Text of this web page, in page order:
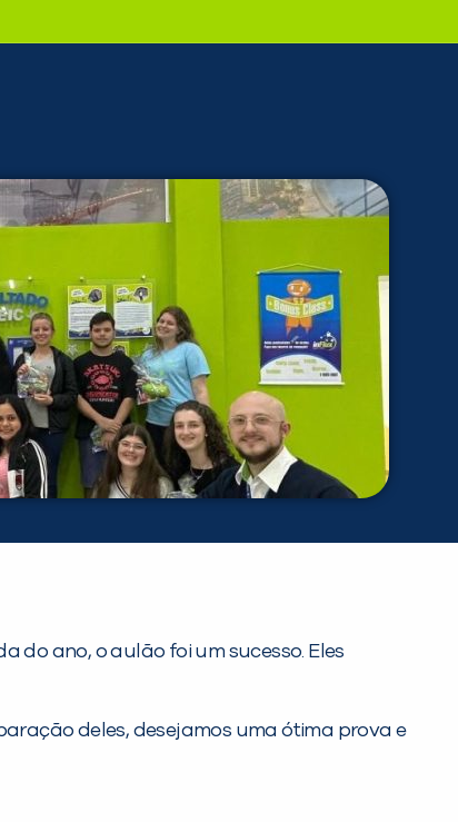
do ano, o aulão foi um sucesso. Eles
deles, desejamos uma ótima prova e